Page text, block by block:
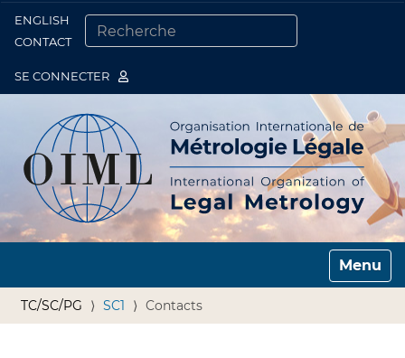
ENGLISH
CONTACT
SE CONNECTER
Toggle
TC/SC/PG SC1 Contacts